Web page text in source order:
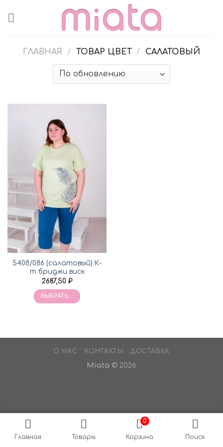
ГЛАВНАЯ / ТОВАР ЦВЕТ / САЛАТОВЫЙ
5408/086 (салатовый) К-
т бриджи виск
2687,50 ₽
ВЫБРАТЬ ...
О НАС КОНТАКТЫ ДОСТАВКА
Miata © 2026
Главная Товары
0
Корзина Поиск